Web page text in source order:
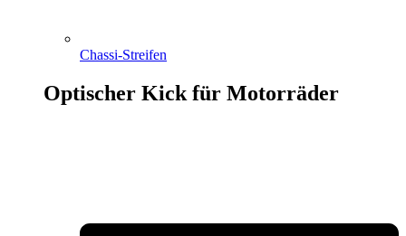
Chassi-Streifen
Optischer Kick für Motorräder